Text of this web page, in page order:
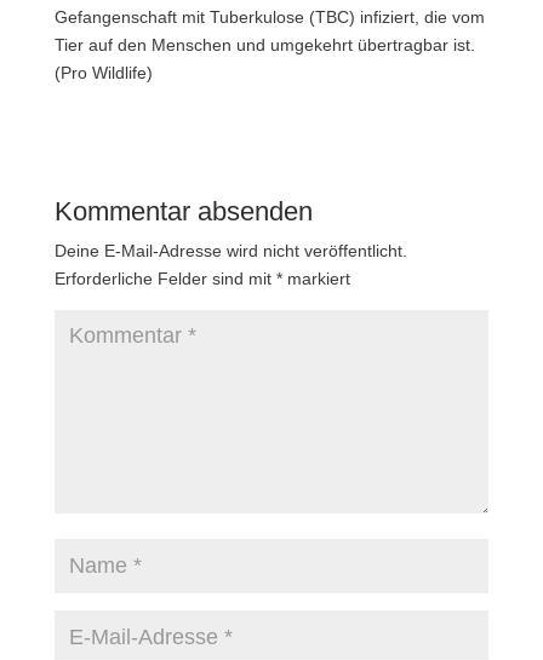
Gefangenschaft mit Tuberkulose (TBC) infiziert, die vom
Tier auf den Menschen und umgekehrt übertragbar ist.
(Pro Wildlife)
Kommentar absenden
Deine E-Mail-Adresse wird nicht veröffentlicht.
Erforderliche Felder sind mit *markiert